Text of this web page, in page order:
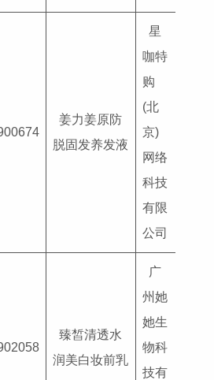
姜力姜原防
脱固发养发液
星
咖特
购
(北
京)
网络
科技
有限
公司
臻皙清透水
润美白妆前乳
广
州她
她生
物科
技有